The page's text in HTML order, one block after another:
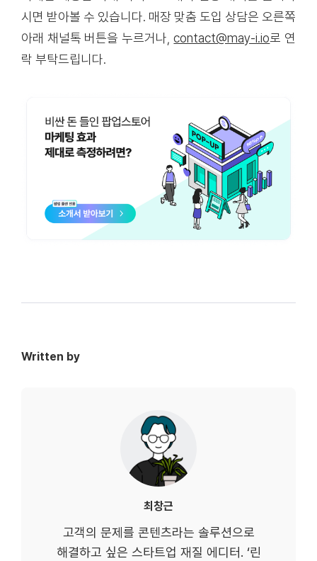
시면 받아볼 수 있습니다. 매장 맞춤 도입 상담은 오른쪽
아래 채널톡 버튼을 누르거나,contact@may-i.io로 연
락 부탁드립니다.
Written by
최창근
고객의 문제를 콘텐츠라는 솔루션으로
해결하고 싶은 스타트업 재질 에디터. ‘린